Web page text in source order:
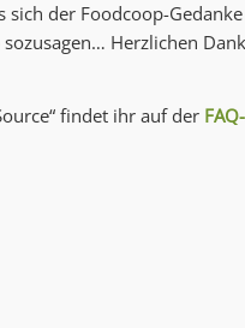
der Foodcoop-
Herzlichen
findet ihr auf der